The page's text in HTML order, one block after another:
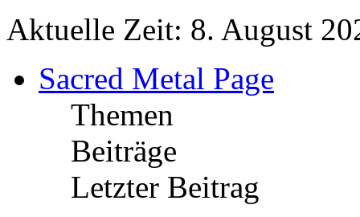
Aktuelle Zeit: 8. August
Sacred Metal Page
Themen
Beiträge
Letzter Beitrag